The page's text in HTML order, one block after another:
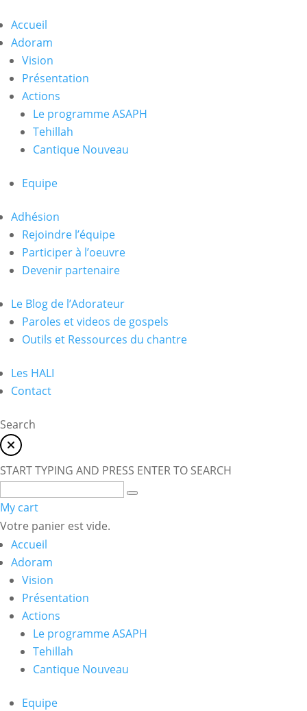
Accueil
Adoram
Vision
Présentation
Actions
Le programme ASAPH
Tehillah
Cantique Nouveau
Equipe
Adhésion
Rejoindre l’équipe
Participer à l’oeuvre
Devenir partenaire
Le Blog de l’Adorateur
Paroles et videos de gospels
Outils et Ressources du chantre
Les HALI
Contact
Search
START TYPING AND PRESS ENTER TO SEARCH
My cart
Votre panier est vide.
Accueil
Adoram
Vision
Présentation
Actions
Le programme ASAPH
Tehillah
Cantique Nouveau
Equipe